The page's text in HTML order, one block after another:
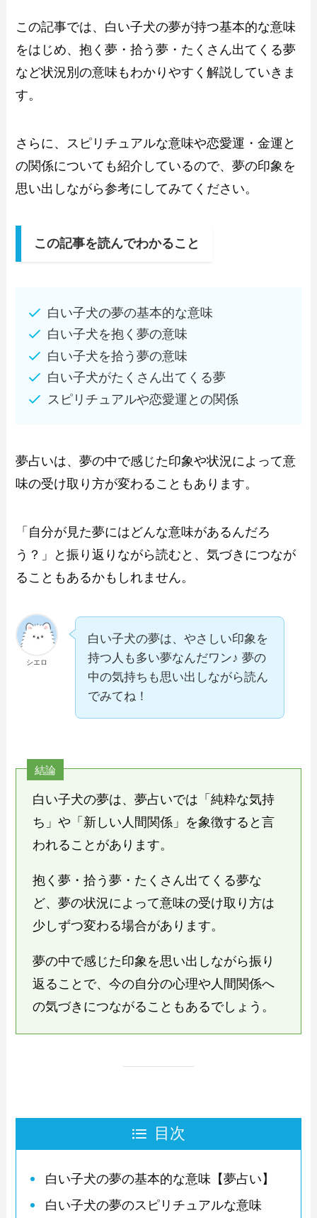
この記事では、白い子犬の夢が持つ基本的な意味
をはじめ、抱く夢・拾う夢・たくさん出てくる夢
など状況別の意味もわかりやすく解説していきま
す。
さらに、スピリチュアルな意味や恋愛運・金運と
の関係についても紹介しているので、夢の印象を
思い出しながら参考にしてみてください。
この記事を読んでわかること
白い子犬の夢の基本的な意味
白い子犬を抱く夢の意味
白い子犬を拾う夢の意味
白い子犬がたくさん出てくる夢
スピリチュアルや恋愛運との関係
夢占いは、夢の中で感じた印象や状況によって意
味の受け取り方が変わることもあります。
「自分が見た夢にはどんな意味があるんだろ
う？」と振り返りながら読むと、気づきにつなが
ることもあるかもしれません。
シエロ
白い子犬の夢は、やさしい印象を
持つ人も多い夢なんだワン♪ 夢の
中の気持ちも思い出しながら読ん
でみてね！
結論
白い子犬の夢は、夢占いでは「純粋な気持
ち」や「新しい人間関係」を象徴すると言
われることがあります。
抱く夢・拾う夢・たくさん出てくる夢な
ど、夢の状況によって意味の受け取り方は
少しずつ変わる場合があります。
夢の中で感じた印象を思い出しながら振り
返ることで、今の自分の心理や人間関係へ
の気づきにつながることもあるでしょう。
目次
白い子犬の夢の基本的な意味【夢占い】
白い子犬の夢のスピリチュアルな意味